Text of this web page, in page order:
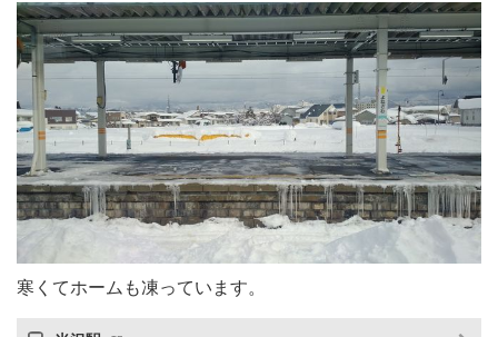
寒くてホームも凍っています。